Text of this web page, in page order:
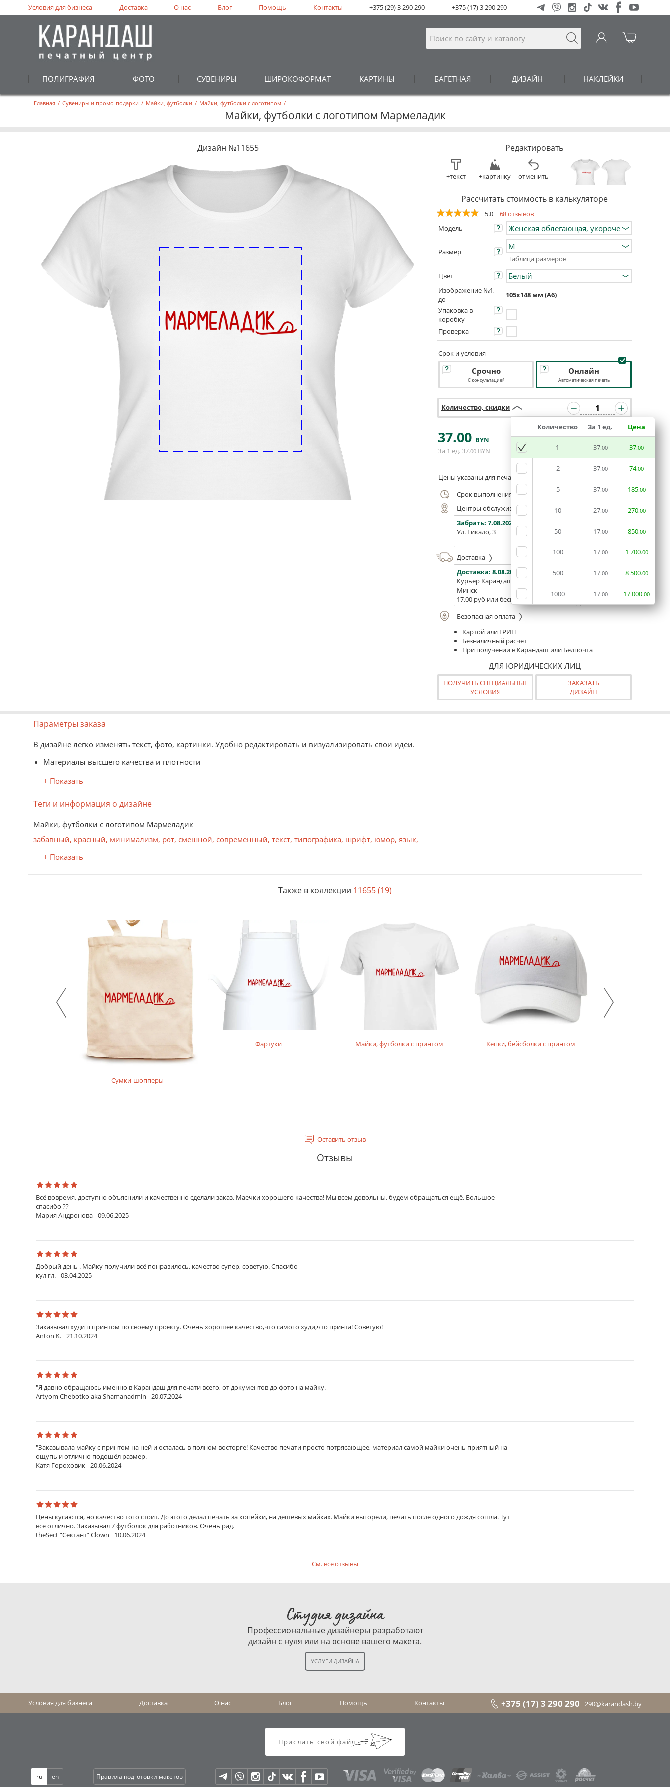
ПОЛИГРАФИЯ ФОТО СУВЕНИРЫ ШИРОКОФОРМАТ КАРТИНЫ БАГЕТНАЯ ДИЗАЙН НАКЛЕЙКИ
Условия для бизнеса Доставка О нас Блог Помощь Контакты +375 (29) 3 290 290 +375 (17) 3 290 290
Главная / Сувениры и промо-подарки / Майки, футболки / Майки, футболки с логотипом /
Майки, футболки с логотипом Мармеладик
Дизайн №11655 Редактировать
+текст +картинку отменить
Рассчитать стоимость в калькуляторе
5.0
68 отзывов
Модель
Размер
Таблица размеров
Цвет
Изображение №1,
до
105х148 мм (А6)
Упаковка в
коробку
Проверка
Срок и условия
Срочно
С консультацией
Онлайн
Автоматическая печать
Количество, скидки
Количество За 1 ед. Цена
1 37.00 37.00
2 37.00 74.00
5 37.00 185.00
10 27.00 270.00
50 17.00 850.00
100 17.00 1 700.00
500 17.00 8 500.00
1000 17.00 17000.00
37.00 BYN
За 1 ед. 37.00 BYN
Цены указаны для печати из готового макета
Срок выполнения заказа (до 200 руб.):
24 часа
Центры обслуживания, самовывоз
Забрать: 7.08.2026
Ул. Гикало, 3
Ул. Б. Хмельницкого, 7
Доставка
Доставка: 8.08.2026
Курьер Карандаш
Минск
17,00 руб или бесплатно от 400 руб.
Доставка:
10.08.2026 -
Минск и Беларусь
16,00р. или бесплатно от
Безопасная оплата
Картой или ЕРИП
Безналичный расчет
При получении в Карандаш или Белпочта
ДЛЯ ЮРИДИЧЕСКИХ ЛИЦ
ПОЛУЧИТЬ СПЕЦИАЛЬНЫЕ
УСЛОВИЯ
ЗАКАЗАТЬ
ДИЗАЙН
Параметры заказа
В дизайне легко изменять текст, фото, картинки. Удобно редактировать и визуализировать свои идеи.
Материалы высшего качества и плотности
Вид товаров представлен схематично
Форматы картинок для редактора: jpg, png, psd, pdf, ai, eps, svg. Другие форматы могут быть приняты при заказе "Срочно"
+ Показать
Теги и информация о дизайне
Майки, футболки с логотипом Мармеладик
забавный, красный, минимализм, рот, смешной, современный, текст, типографика, шрифт, юмор, язык,
+ Показать
Также в коллекции 11655 (19)
Сумки-шопперы
Фартуки Майки, футболки с принтом Кепки, бейсболки с принтом
Оставить отзыв
Отзывы
Всё вовремя, доступно объяснили и качественно сделали заказ. Маечки хорошего качества! Мы всем довольны, будем обращаться ещё. Большое
спасибо ??
Мария Андронова 09.06.2025
Добрый день . Майку получили всё понравилось, качество супер, советую. Спасибо
кул гл. 03.04.2025
Заказывал худи п принтом по своему проекту. Очень хорошее качество,что самого худи,что принта! Советую!
Anton K. 21.10.2024
"Я давно обращаюсь именно в Карандаш для печати всего, от документов до фото на майку.
Artyom Chebotko aka Shamanadmin
20.07.2024
"Заказывала майку с принтом на ней и осталась в полном восторге! Качество печати просто потрясающее, материал самой майки очень приятный на
ощупь и отлично подошёл размер.
Катя Гороховик 20.06.2024
Цены кусаются, но качество того стоит. До этого делал печать за копейки, на дешёвых майках. Майки выгорели, печать после одного дождя сошла. Тут
все отлично. Заказывал 7 футболок для работников. Очень рад.
theSect “Сектант” Clown
10.06.2024
См. все отзывы
Студия дизайна
Профессиональные дизайнеры разработают
дизайн с нуля или на основе вашего макета.
Условия для бизнеса Доставка О нас Блог Помощь Контакты +375 (17) 3 290 290 290@karandash.by
Прислать свой файл
ru en Правила подготовки макетов